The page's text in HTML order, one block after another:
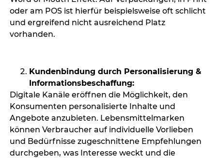
oder am POS ist hierfür beispielsweise oft schlicht
und ergreifend nicht ausreichend Platz
vorhanden.
Kundenbindung durch Personalisierung &
Informationsbeschaffung:
Digitale Kanäle eröffnen die Möglichkeit, den
Konsumenten personalisierte Inhalte und
Angebote anzubieten. Lebensmittelmarken
können Verbraucher auf individuelle Vorlieben
und Bedürfnisse zugeschnittene Empfehlungen
durchgeben, was Interesse weckt und die